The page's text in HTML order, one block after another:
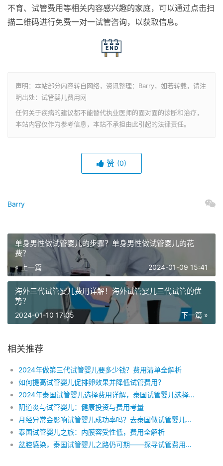
不育、试管费用等相关内容感兴趣的家庭，可以通过点击扫
描二维码进行免费一对一试管咨询，以获取信息。
声明：本站部分内容转自网络，资讯整理：Barry，如若转载，请注
明出处：试管婴儿费用网
任何关于疾病的建议都不能替代执业医师的面对面的诊断和治疗，
本站内容仅作为参考信息，本站不承担由此引起的法律责任。
赞 (0)
Barry
单身男性做试管婴儿的步骤？单身男性做试管婴儿的花
费？
« 上一篇 2024-01-09 15:41
海外三代试管婴儿费用详解！海外试管婴儿三代试管的优
势？
下一篇 »
2024-01-10 17:05
相关推荐
2024年做第三代试管婴儿要多少钱？费用清单全解析
如何提高试管婴儿促排卵效果并降低试管费用？
2024年泰国试管婴儿选择费用详解，泰国试管婴儿选择的注意事项，如何在泰国实现选择生男生女？
阴道炎与试管婴儿：健康投资与费用考量
月经异常会影响试管婴儿成功率吗？去泰国做试管婴儿要花多少钱？
泰国试管婴儿之旅：内膜容受性低，费用全解析
盆腔感染，泰国试管婴儿之路仍可期——探寻试管费用与生育希望